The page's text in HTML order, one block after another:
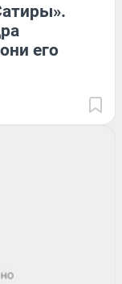
его